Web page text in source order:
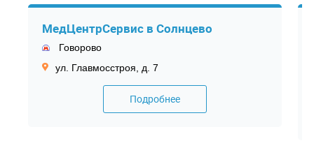
МедЦентрСервис в Солнцево
Говорово
ул. Главмосстроя, д. 7
Подробнее